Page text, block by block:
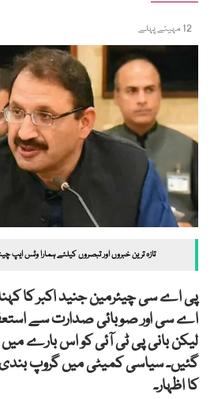
12 مہینے پہلے
تازہ ترین خبروں اور تبصروں کیلئے ہمارا وٹس ایپ
پی اے سی چیئرمین جنید اکبر کا
اے سی اور صوبائی صدارت سے
لیکن بانی پی ٹی آئی کو اس بارے
گئیں۔ سیاسی کمیٹی میں گروپ
کا اظہار۔